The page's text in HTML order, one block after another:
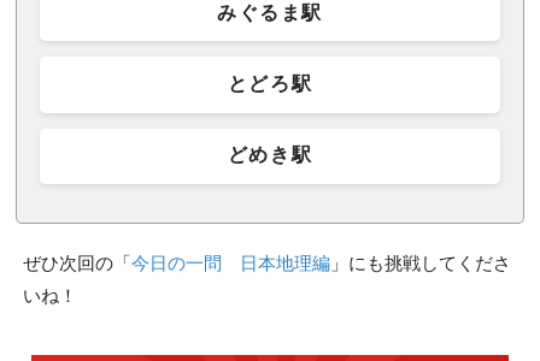
みぐるま駅
とどろ駅
どめき駅
ぜひ次回の「今日の一問 日本地理編」にも挑戦してくださ
いね！